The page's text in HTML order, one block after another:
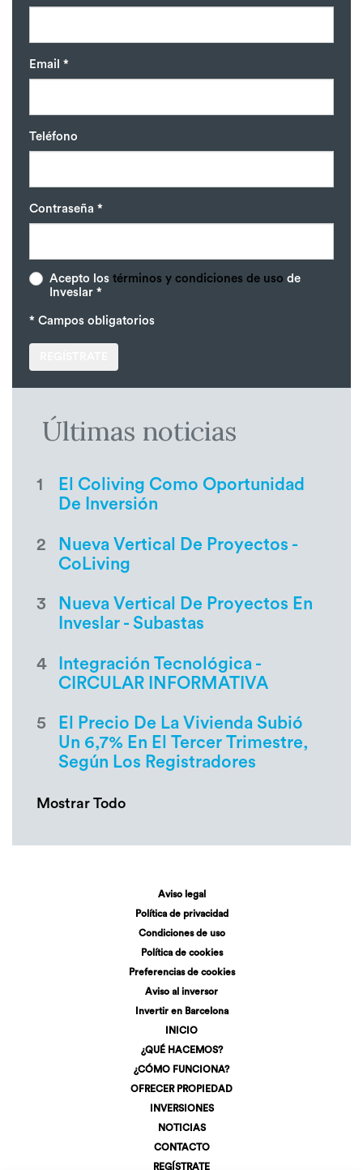
Email *
Teléfono
Contraseña *
Acepto los términos y condiciones de uso de
Inveslar *
* Campos obligatorios
Últimas noticias
1
El Coliving Como Oportunidad
De Inversión
2
Nueva Vertical De Proyectos -
CoLiving
3
Nueva Vertical De Proyectos En
Inveslar - Subastas
4
Integración Tecnológica -
CIRCULAR INFORMATIVA
5
El Precio De La Vivienda Subió
Un 6,7% En El Tercer Trimestre,
Según Los Registradores
Mostrar Todo
Aviso legal
Política de privacidad
Condiciones de uso
Política de cookies
Preferencias de cookies
Aviso al inversor
Invertir en Barcelona
INICIO
¿QUÉ HACEMOS?
¿CÓMO FUNCIONA?
OFRECER PROPIEDAD
INVERSIONES
NOTICIAS
CONTACTO
REGÍSTRATE